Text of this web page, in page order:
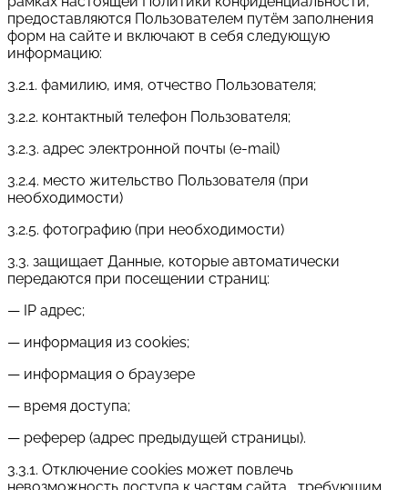
предоставляются Пользователем путём заполнения
форм на сайте и включают в себя следующую
информацию:
3.2.1. фамилию, имя, отчество Пользователя;
3.2.2. контактный телефон Пользователя;
3.2.3. адрес электронной почты (e-mail)
3.2.4. место жительство Пользователя (при
необходимости)
3.2.5. фотографию (при необходимости)
3.3. защищает Данные, которые автоматически
передаются при посещении страниц:
— IP адрес;
— информация из cookies;
— информация о браузере
— время доступа;
— реферер (адрес предыдущей страницы).
3.3.1. Отключение cookies может повлечь